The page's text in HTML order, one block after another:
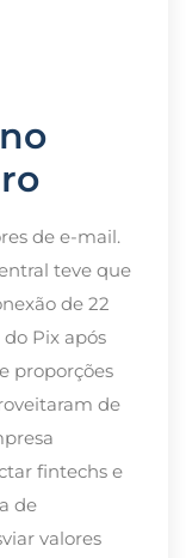
de e-mail.
teve que
de 22
Pix após
proporções
de
fintechs e
de
valores